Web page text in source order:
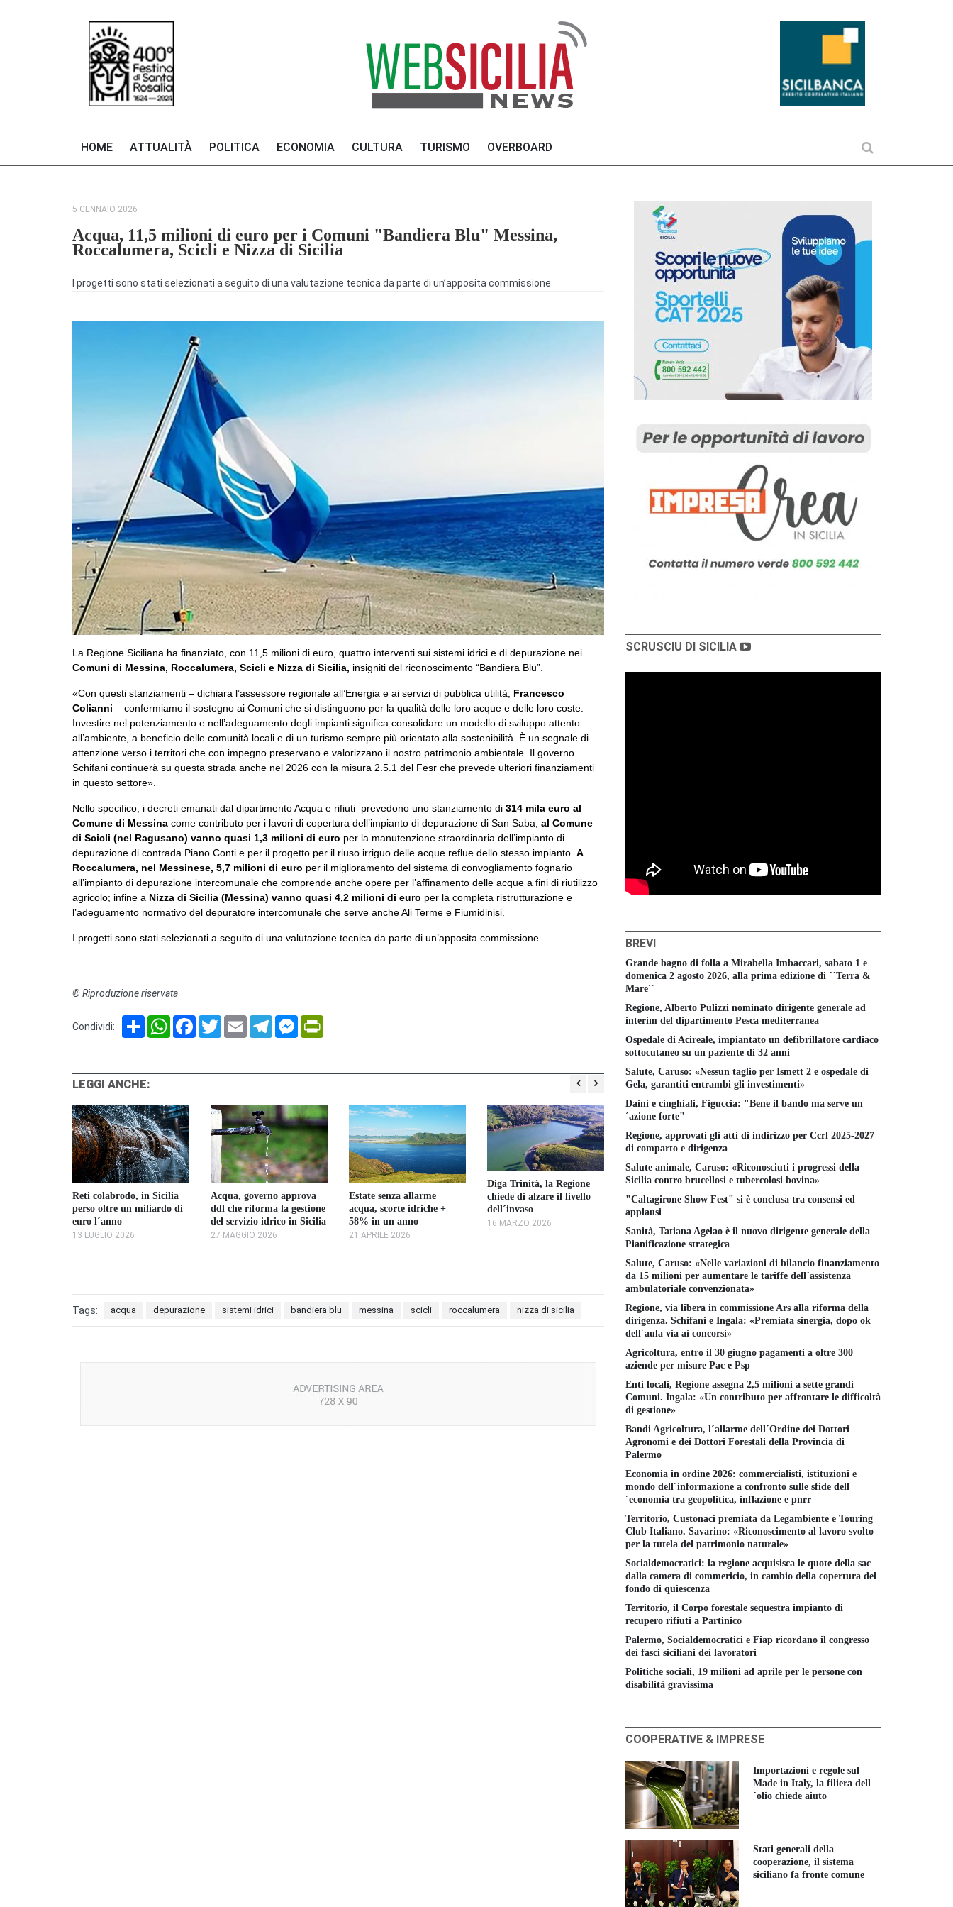
HOME ATTUALITÀ POLITICA ECONOMIA CULTURA TURISMO OVERBOARD
5 GENNAIO 2026
Acqua, 11,5 milioni di euro per i Comuni "Bandiera Blu" Messina,
Roccalumera, Scicli e Nizza di Sicilia
I progetti sono stati selezionati a seguito di una valutazione tecnica da parte di un’apposita commissione
La Regione Siciliana ha finanziato, con 11,5 milioni di euro, quattro interventi sui sistemi idrici e di depurazione nei
Comuni di Messina, Roccalumera, Scicli e Nizza di Sicilia, insigniti del riconoscimento “Bandiera Blu”.
«Con questi stanziamenti – dichiara l’assessore regionale all’Energia e ai servizi di pubblica utilità,
Francesco
Colianni – confermiamo il sostegno ai Comuni che si distinguono per la qualità delle loro acque e delle loro coste.
Investire nel potenziamento e nell’adeguamento degli impianti significa consolidare un modello di sviluppo attento
all’ambiente, a beneficio delle comunità locali e di un turismo sempre più orientato alla sostenibilità. È un segnale di
attenzione verso i territori che con impegno preservano e valorizzano il nostro patrimonio ambientale. Il governo
Schifani continuerà su questa strada anche nel 2026 con la misura 2.5.1 del Fesr che prevede ulteriori finanziamenti
in questo settore».
Nello specifico, i decreti emanati dal dipartimento Acqua e rifiuti prevedono uno stanziamento di 314 mila euro al
Comune di Messina come contributo per i lavori di copertura dell’impianto di depurazione di San Saba; al Comune
di Scicli (nel Ragusano) vanno quasi 1,3 milioni di euro per la manutenzione straordinaria dell’impianto di
depurazione di contrada Piano Conti e per il progetto per il riuso irriguo delle acque reflue dello stesso impianto. A
Roccalumera, nel Messinese, 5,7 milioni di euro per il miglioramento del sistema di convogliamento fognario
all’impianto di depurazione intercomunale che comprende anche opere per l’affinamento delle acque a fini di riutilizzo
agricolo; infine a Nizza di Sicilia (Messina) vanno quasi 4,2 milioni di euro per la completa ristrutturazione e
l’adeguamento normativo del depuratore intercomunale che serve anche Ali Terme e Fiumidinisi.
I progetti sono stati selezionati a seguito di una valutazione tecnica da parte di un’apposita commissione.
® Riproduzione riservata
Condividi: Share WhatsAppFacebook
TwitterEmail TelegramMessenger
LEGGI ANCHE:
Reti colabrodo, in Sicilia
perso oltre un miliardo di
euro l´anno
13 LUGLIO 2026
Acqua, governo approva
ddl che riforma la gestione
del servizio idrico in Sicilia
27 MAGGIO 2026
Estate senza allarme
acqua, scorte idriche +
58% in un anno
21 APRILE 2026
Diga Trinità, la Regione
chiede di alzare il livello
dell´invaso
16 MARZO 2026
"Valentino", arriva un
nuovo invaso a Chiusa
Sclafani
8 GENNAIO 2026
Dissalatori e ipocrisie. La
Sicilia assetata e la
31 DICEMBRE 2025
Tags: acqua depurazione sistemi idrici bandiera blu messina scicli roccalumera nizza di sicilia
SCRUSCIU DI SICILIA
BREVI
Grande bagno di folla a Mirabella Imbaccari, sabato 1 e
domenica 2 agosto 2026, alla prima edizione di ´´Terra &
Mare´´
Regione, Alberto Pulizzi nominato dirigente generale ad
interim del dipartimento Pesca mediterranea
Ospedale di Acireale, impiantato un defibrillatore cardiaco
sottocutaneo su un paziente di 32 anni
Salute, Caruso: «Nessun taglio per Ismett 2 e ospedale di
Gela, garantiti entrambi gli investimenti»
Daini e cinghiali, Figuccia: "Bene il bando ma serve un
´azione forte"
Regione, approvati gli atti di indirizzo per Ccrl 2025-2027
di comparto e dirigenza
Salute animale, Caruso: «Riconosciuti i progressi della
Sicilia contro brucellosi e tubercolosi bovina»
"Caltagirone Show Fest" si è conclusa tra consensi ed
applausi
Sanità, Tatiana Agelao è il nuovo dirigente generale della
Pianificazione strategica
Salute, Caruso: «Nelle variazioni di bilancio finanziamento
da 15 milioni per aumentare le tariffe dell´assistenza
ambulatoriale convenzionata»
Regione, via libera in commissione Ars alla riforma della
dirigenza. Schifani e Ingala: «Premiata sinergia, dopo ok
dell´aula via ai concorsi»
Agricoltura, entro il 30 giugno pagamenti a oltre 300
aziende per misure Pac e Psp
Enti locali, Regione assegna 2,5 milioni a sette grandi
Comuni. Ingala: «Un contributo per affrontare le difficoltà
di gestione»
Bandi Agricoltura, l´allarme dell´Ordine dei Dottori
Agronomi e dei Dottori Forestali della Provincia di
Palermo
Economia in ordine 2026: commercialisti, istituzioni e
mondo dell´informazione a confronto sulle sfide dell
´economia tra geopolitica, inflazione e pnrr
Territorio, Custonaci premiata da Legambiente e Touring
Club Italiano. Savarino: «Riconoscimento al lavoro svolto
per la tutela del patrimonio naturale»
Socialdemocratici: la regione acquisisca le quote della sac
dalla camera di commericio, in cambio della copertura del
fondo di quiescenza
Territorio, il Corpo forestale sequestra impianto di
recupero rifiuti a Partinico
Palermo, Socialdemocratici e Fiap ricordano il congresso
dei fasci siciliani dei lavoratori
Politiche sociali, 19 milioni ad aprile per le persone con
disabilità gravissima
COOPERATIVE & IMPRESE
Importazioni e regole sul
Made in Italy, la filiera dell
´olio chiede aiuto
Stati generali della
cooperazione, il sistema
siciliano fa fronte comune